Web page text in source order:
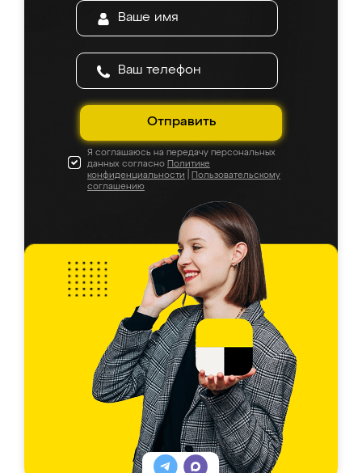
Отправить
Я соглашаюсь на передачу персональных
данных согласно Политике
конфиденциальности
Пользовательскому
соглашению